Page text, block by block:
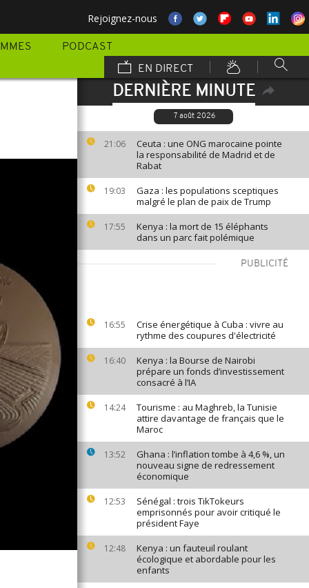
Rejoignez-nous
PODCAST
EN DIRECT
DERNIÈRE MINUTE
7 août 2026
21:06
Ceuta : une ONG marocaine pointe
la responsabilité de Madrid et de
Rabat
19:03
Gaza : les populations sceptiques
malgré le plan de paix de Trump
17:55
Kenya : la mort de 15 éléphants
dans un parc fait polémique
PUBLICITÉ
16:55
Crise énergétique à Cuba : vivre au
rythme des coupures d'électricité
16:40
Kenya : la Bourse de Nairobi
prépare un fonds d’investissement
consacré à l’IA
14:24
Tourisme : au Maghreb, la Tunisie
attire davantage de français que le
Maroc
13:52
Ghana : l’inflation tombe à 4,6 %, un
nouveau signe de redressement
économique
12:53
Sénégal : trois TikTokeurs
emprisonnés pour avoir critiqué le
président Faye
12:48
Kenya : un fauteuil roulant
écologique et abordable pour les
enfants